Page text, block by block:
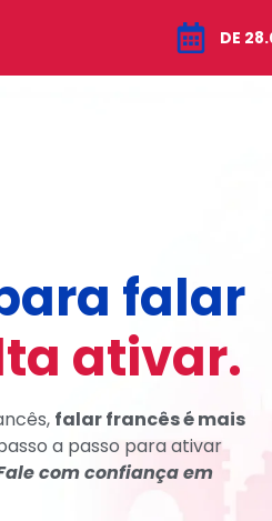
DE
falar
ativar.
falar francês é mais
a passo para ativar
com confiança em